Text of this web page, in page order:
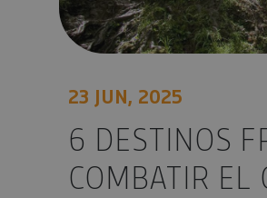
23 JUN, 2025
6 DESTINOS
COMBATIR EL